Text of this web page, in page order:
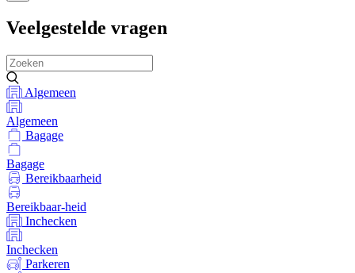
Veelgestelde vragen
Algemeen
Algemeen
Bagage
Bagage
Bereikbaarheid
Bereikbaar-heid
Inchecken
Inchecken
Parkeren